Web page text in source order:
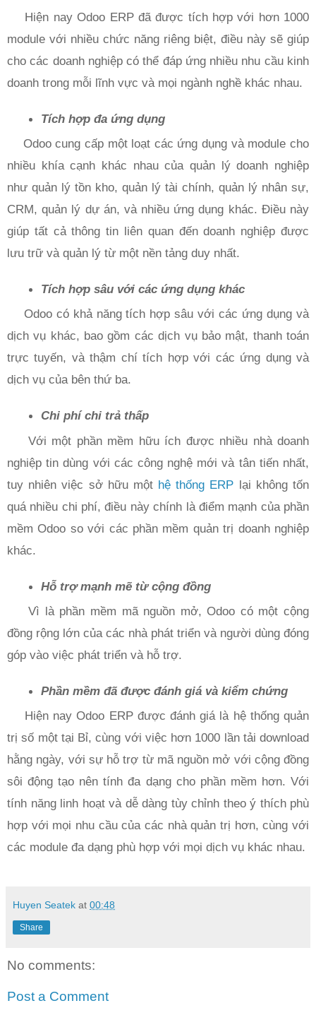
Hiện nay Odoo ERP đã được tích hợp với hơn 1000
module với nhiều chức năng riêng biệt, điều này sẽ giúp
cho các doanh nghiệp có thể đáp ứng nhiều nhu cầu kinh
doanh trong mỗi lĩnh vực và mọi ngành nghề khác nhau.
Tích hợp đa ứng dụng
Odoo cung cấp một loạt các ứng dụng và module cho
nhiều khía cạnh khác nhau của quản lý doanh nghiệp
như quản lý tồn kho, quản lý tài chính, quản lý nhân sự,
CRM, quản lý dự án, và nhiều ứng dụng khác. Điều này
giúp tất cả thông tin liên quan đến doanh nghiệp được
lưu trữ và quản lý từ một nền tảng duy nhất.
Tích hợp sâu với các ứng dụng khác
Odoo có khả năng tích hợp sâu với các ứng dụng và
dịch vụ khác, bao gồm các dịch vụ bảo mật, thanh toán
trực tuyến, và thậm chí tích hợp với các ứng dụng và
dịch vụ của bên thứ ba.
Chi phí chi trả thấp
Với một phần mềm hữu ích được nhiều nhà doanh
nghiệp tin dùng với các công nghệ mới và tân tiến nhất,
tuy nhiên việc sở hữu một hệ thống ERP lại không tốn
quá nhiều chi phí, điều này chính là điểm mạnh của phần
mềm Odoo so với các phần mềm quản trị doanh nghiệp
khác.
Hỗ trợ mạnh mẽ từ cộng đồng
Vì là phần mềm mã nguồn mở, Odoo có một cộng
đồng rộng lớn của các nhà phát triển và người dùng đóng
góp vào việc phát triển và hỗ trợ.
Phần mềm đã được đánh giá và kiểm chứng
Hiện nay Odoo ERP được đánh giá là hệ thống quản
trị số một tại Bỉ, cùng với việc hơn 1000 lần tải download
hằng ngày, với sự hỗ trợ từ mã nguồn mở với cộng đồng
sôi động tạo nên tính đa dạng cho phần mềm hơn. Với
tính năng linh hoạt và dễ dàng tùy chỉnh theo ý thích phù
hợp với mọi nhu cầu của các nhà quản trị hơn, cùng với
các module đa dạng phù hợp với mọi dịch vụ khác nhau.
Huyen Seatek at 00:48
Share
No comments:
Post a Comment